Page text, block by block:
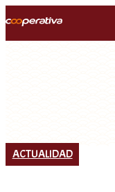
ACTUALIDAD